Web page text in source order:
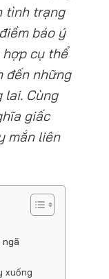
tình trạng
báo ý
cụ thể
đến những
lai. Cùng
giấc
mắn liên
xuống